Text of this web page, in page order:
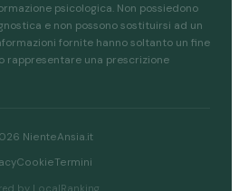
psicologica. Non possiedono
e non possono sostituirsi ad un
fornite hanno soltanto un fine
rappresentare una prescrizione
NienteAnsia.it
CookieTermini
by LocalRanking